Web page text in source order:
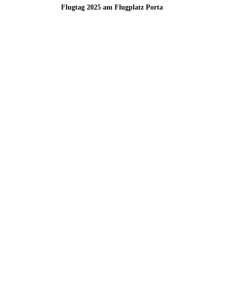
Flugtag 2025 am Flugplatz Porta